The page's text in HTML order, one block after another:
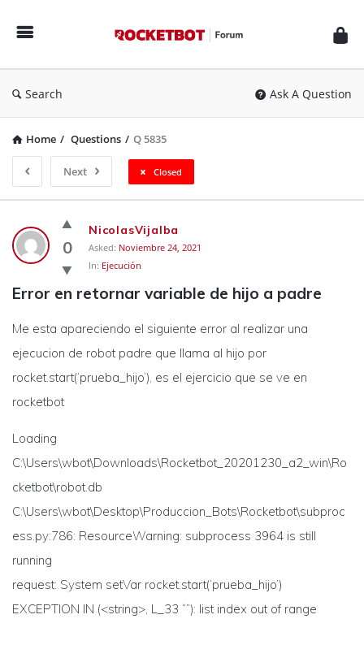
Forum
Search Ask A Question
Home / Questions / Q 5835
Next Closed
Rocketbot
Forum
Latest
Questions
0
NicolasVijalba
Asked: Noviembre 24, 2021
In: Ejecución
Error en retornar variable de hijo a padre
Me esta apareciendo el siguiente error al realizar una
ejecucion de robot padre que llama al hijo por
rocket.start(‘prueba_hijo’), es el ejercicio que se ve en
rocketbot
Loading
C:\Users\wbot\Downloads\Rocketbot_20201230_a2_win\Ro
cketbot\robot.db
C:\Users\wbot\Desktop\Produccion_Bots\Rocketbot\subproc
ess.py:786: ResourceWarning: subprocess 3964 is still
running
request: System setVar rocket.start(‘prueba_hijo’)
EXCEPTION IN (<string>, L_33 “”): list index out of range